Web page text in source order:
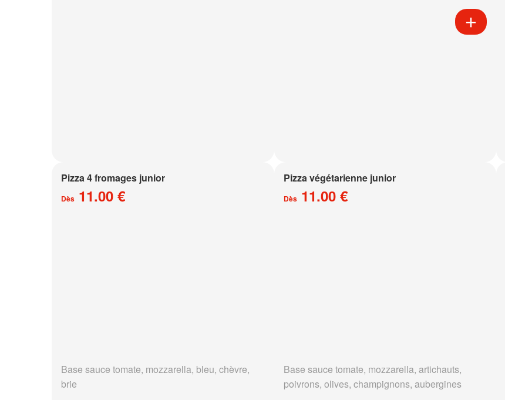
Pizza 4 fromages junior
Dès 11.00 €
Base sauce tomate, mozzarella, bleu, chèvre,
brie
Pizza végétarienne junior
Dès11.00 €
Base sauce tomate, mozzarella, artichauts,
poivrons, olives, champignons, aubergines